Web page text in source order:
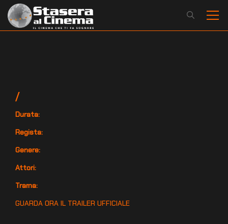
/
Durata:
Regista:
Genere:
Attori:
Trama:
GUARDA ORA IL TRAILER UFFICIALE